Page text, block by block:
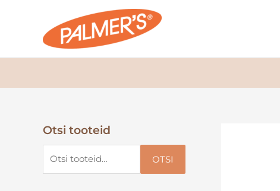
Otsi tooteid
O
t
OTSI